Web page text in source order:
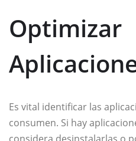
Optimizar
Es vital identificar las
consumen. Si hay